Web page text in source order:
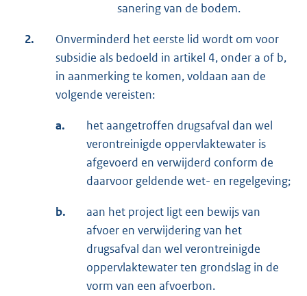
sanering van de bodem.
2.
Onverminderd het eerste lid wordt om voor
subsidie als bedoeld in artikel 4, onder a of b,
in aanmerking te komen, voldaan aan de
volgende vereisten:
a.
het aangetroffen drugsafval dan wel
verontreinigde oppervlaktewater is
afgevoerd en verwijderd conform de
daarvoor geldende wet- en regelgeving;
b.
aan het project ligt een bewijs van
afvoer en verwijdering van het
drugsafval dan wel verontreinigde
oppervlaktewater ten grondslag in de
vorm van een afvoerbon.